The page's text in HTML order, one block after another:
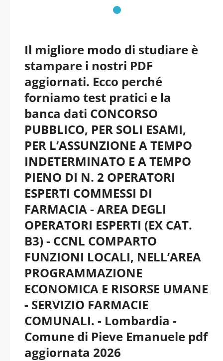
pdf versione 2026
Il migliore modo di studiare è
stampare i nostri PDF
aggiornati. Ecco perché
forniamo test pratici e la
banca dati CONCORSO
PUBBLICO, PER SOLI ESAMI,
PER L’ASSUNZIONE A TEMPO
INDETERMINATO E A TEMPO
PIENO DI N. 2 OPERATORI
ESPERTI COMMESSI DI
FARMACIA - AREA DEGLI
OPERATORI ESPERTI (EX CAT.
B3) - CCNL COMPARTO
FUNZIONI LOCALI, NELL’AREA
PROGRAMMAZIONE
ECONOMICA E RISORSE UMANE
- SERVIZIO FARMACIE
COMUNALI. - Lombardia -
Comune di Pieve Emanuele pdf
aggiornata 2026